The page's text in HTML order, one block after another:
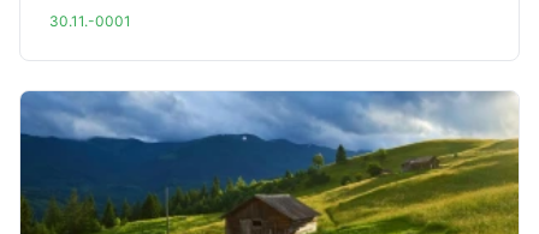
30.11.-0001